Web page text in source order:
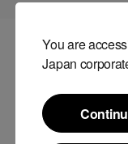
You are
Japan
関連記事